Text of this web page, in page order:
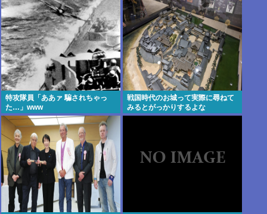
特攻隊員「ああァ 騙されちゃっ
た…」www
戦国時代のお城って実際に尋ねて
みるとがっかりするよな